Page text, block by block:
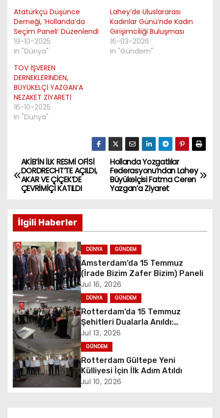
Atatürkçü Düşünce
Derneği, ‘Hollanda’da
Seçim Paneli’ Düzenlendi
19-10-2025
In "Dünya"
Lahey’de Uluslararası
Kadınlar Günü’nde Kadın
Girişimciliği Buluşması
16-03-2026
In "Gündem"
TOV İŞVEREN
DERNEKLERİNDEN,
BÜYÜKELÇİ YAZGAN’A
NEZAKET ZİYARETİ
16-10-2025
In "Dünya"
P
o
t
n
a
v
i
g
a
t
Hollanda Yozgatlılar
Federasyonu’ndan Lahey
Büyükelçisi Fatma Ceren
Yazgan’a Ziyaret
AKİB’İN İLK RESMİ OFİSİ
DORDRECHT’TE AÇILDI,
AKAR VE ÇİÇEK’DE
ÇEVRİMİÇİ KATILDI
İlgili Haberler
DÜNYA GÜNDEM
Amsterdam’da 15 Temmuz
(İrade Bizim Zafer Bizim) Paneli
Jul 16, 2026
DÜNYA GÜNDEM
Rotterdam’da 15 Temmuz
Şehitleri Dualarla Anıldı:
“Demokrasiye Sahip Çıkmanın
Sembolü”
Jul 13, 2026
GÜNDEM
Rotterdam Gültepe Yeni
Külliyesi İçin İlk Adım Atıldı
Jul 10, 2026